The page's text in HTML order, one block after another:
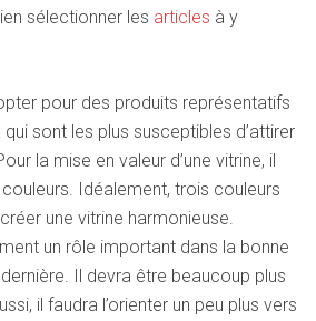
sélectionner les articles à y
pour des produits représentatifs
sont les plus susceptibles d’attirer
la mise en valeur d’une vitrine, il
Idéalement, trois couleurs
une vitrine harmonieuse.
un rôle important dans la bonne
Il devra être beaucoup plus
il faudra l’orienter un peu plus vers